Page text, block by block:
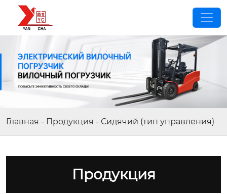
Главная - Продукция - Сидячий (тип управления)
Продукция